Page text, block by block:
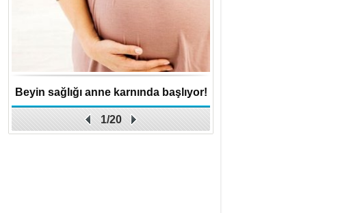
Beyin sağlığı anne karnında başlıyor!
1/20